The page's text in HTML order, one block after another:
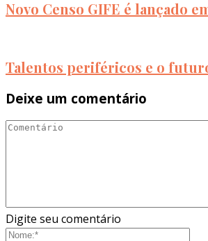
Novo Censo GIFE é lançado
Talentos periféricos e o
Deixe um comentário
Digite seu comentário